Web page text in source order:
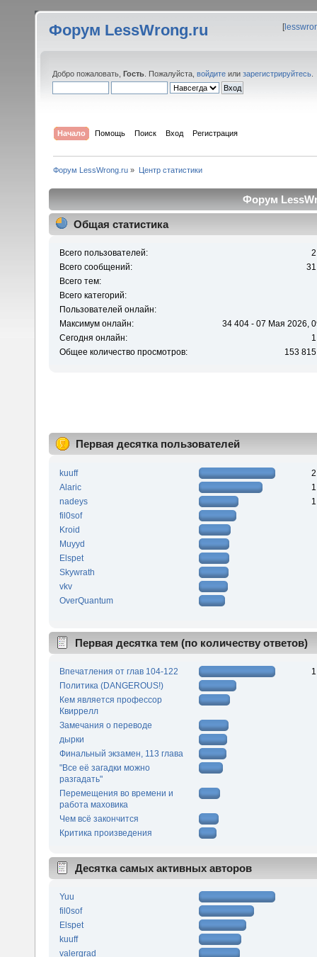
Форум LessWrong.ru [
Добро пожаловать, Гость . Пожалуйста, войдите или зарегистрируйтесь
Начало Помощь Поиск Вход Регистрация
Форум LessWrong.ru » Центр статистики
Форум
Общая статистика
Всего пользователей:
Всего сообщений:
Всего тем:
Всего категорий:
Пользователей онлайн:
Максимум онлайн:
34 404 - 07 Мая 2026,
Сегодня онлайн:
Общее количество просмотров:
153
Первая десятка пользователей
kuuff
Alaric
nadeys
fil0sof
Kroid
Muyyd
Elspet
Skywrath
vkv
OverQuantum
Первая десятка тем (по количеству ответов)
Впечатления от глав 104-122
Политика (DANGEROUS!)
Кем является профессор
Квиррелл
Замечания о переводе
дырки
Финальный экзамен, 113 глава
"Все её загадки можно
разгадать"
Перемещения во времени и
работа маховика
Чем всё закончится
Критика произведения
Десятка самых активных авторов
Yuu
fil0sof
Elspet
kuuff
valergrad